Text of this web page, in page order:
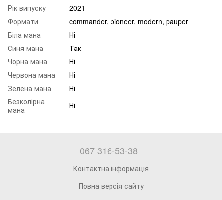
Рік випуску
2021
Формати
commander, pioneer, modern, pauper
Біла мана
Ні
Синя мана
Так
Чорна мана
Ні
Червона мана
Ні
Зелена мана
Ні
Безколірна
мана
Ні
067 316-53-38
Контактна інформація
Повна версія сайту